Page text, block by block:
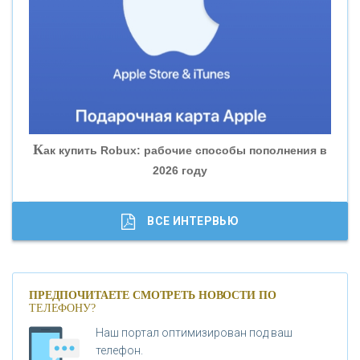
«БАНК ГЛОБЭКС»
«СОВКОМБАНК»
«ГАЗПРОМБАНК»
«МОСКОВСКИЙ КРЕДИТНЫЙ БАНК»
Как купить Robux: рабочие способы пополнения в
2026 году
ВСЕ ИНТЕРВЬЮ
ПРЕДПОЧИТАЕТЕ СМОТРЕТЬ НОВОСТИ ПО
ТЕЛЕФОНУ?
Наш портал оптимизирован под ваш
телефон.